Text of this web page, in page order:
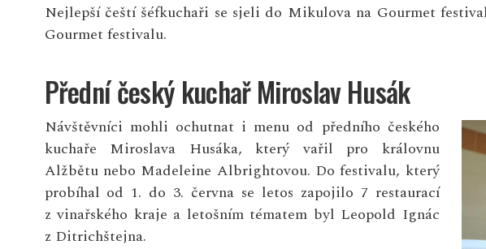
Nejlepší čeští šéfkuchaři se sjeli do Mikulova na Gourmet
Gourmet festivalu.
Přední český kuchař Miroslav Husák
Návštěvníci mohli ochutnat i menu od předního českého
kuchaře Miroslava Husáka, který vařil pro královnu
Alžbětu nebo Madeleine Albrightovou. Do festivalu, který
probíhal od 1. do 3. června se letos zapojilo 7 restaurací
z vinařského kraje a letošním tématem byl Leopold Ignác
z Ditrichštejna.